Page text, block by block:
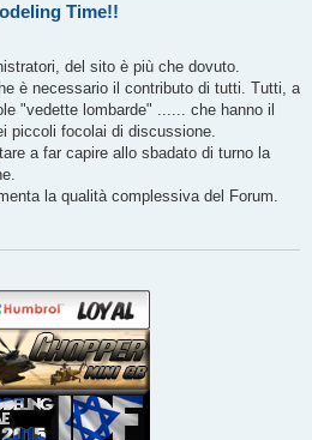
Time!!
del sito è più che dovuto.
è necessario il contributo di tutti. Tutti, a
"vedette lombarde" ...... che hanno il
piccoli focolai di discussione.
a far capire allo sbadato di turno la
la qualità complessiva del Forum.